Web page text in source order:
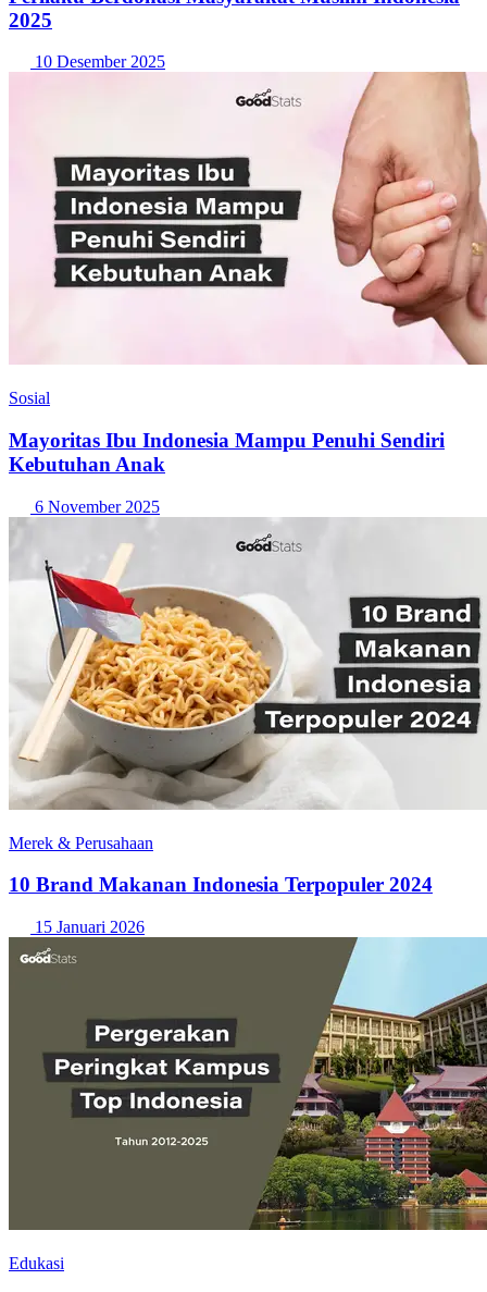
2025
10 Desember 2025
Sosial
Mayoritas Ibu Indonesia Mampu Penuhi Sendiri
Kebutuhan Anak
6 November 2025
Merek & Perusahaan
10 Brand Makanan Indonesia Terpopuler 2024
15 Januari 2026
Edukasi